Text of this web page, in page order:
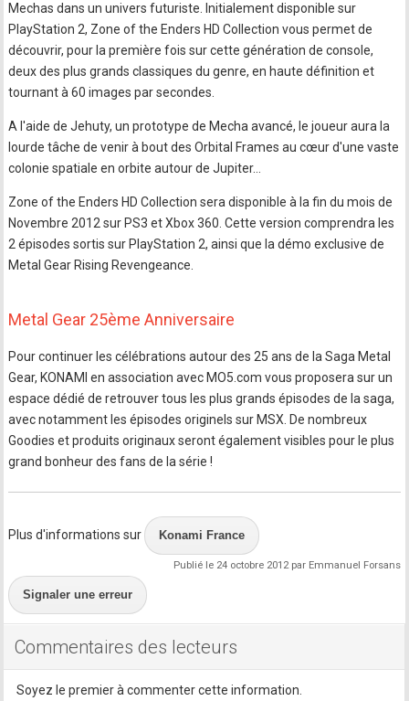
Mechas dans un univers futuriste. Initialement disponible sur
PlayStation 2, Zone of the Enders HD Collection vous permet de
découvrir, pour la première fois sur cette génération de console,
deux des plus grands classiques du genre, en haute définition et
tournant à 60 images par secondes.
A l'aide de Jehuty, un prototype de Mecha avancé, le joueur aura la
lourde tâche de venir à bout des Orbital Frames au cœur d'une vaste
colonie spatiale en orbite autour de Jupiter…
Zone of the Enders HD Collection sera disponible à la fin du mois de
Novembre 2012 sur PS3 et Xbox 360. Cette version comprendra les
2 épisodes sortis sur PlayStation 2, ainsi que la démo exclusive de
Metal Gear Rising Revengeance.
Metal Gear 25ème Anniversaire
Pour continuer les célébrations autour des 25 ans de la Saga Metal
Gear, KONAMI en association avec MO5.com vous proposera sur un
espace dédié de retrouver tous les plus grands épisodes de la saga,
avec notamment les épisodes originels sur MSX. De nombreux
Goodies et produits originaux seront également visibles pour le plus
grand bonheur des fans de la série !
Plus d'informations sur Konami France
Publié le 24 octobre 2012 par Emmanuel Forsans
Signaler une erreur
Commentaires des lecteurs
Soyez le premier à commenter cette information.